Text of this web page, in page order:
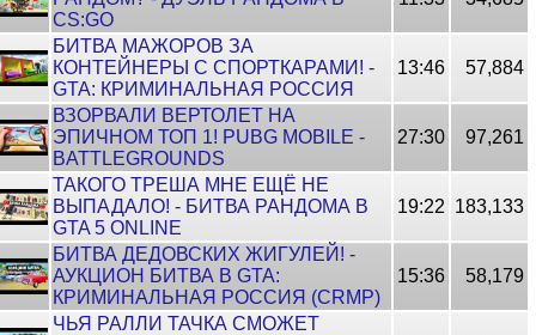
CS:GO
БИТВА МАЖОРОВ ЗА
КОНТЕЙНЕРЫ С СПОРТКАРАМИ! -
GTA: КРИМИНАЛЬНАЯ РОССИЯ
13:46 57,884
ВЗОРВАЛИ ВЕРТОЛЕТ НА
ЭПИЧНОМ ТОП 1! PUBG MOBILE -
BATTLEGROUNDS
27:30 97,261
ТАКОГО ТРЕША МНЕ ЕЩЁ НЕ
ВЫПАДАЛО! - БИТВА РАНДОМА В
GTA 5 ONLINE
19:22 183,133
БИТВА ДЕДОВСКИХ ЖИГУЛЕЙ! -
АУКЦИОН БИТВА В GTA:
КРИМИНАЛЬНАЯ РОССИЯ (CRMP)
15:36 58,179
ЧЬЯ РАЛЛИ ТАЧКА СМОЖЕТ